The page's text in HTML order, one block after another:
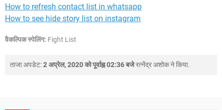
How to refresh contact list in whatsapp
How to see hide story list on instagram
वैकल्पिक स्पेलिंग: Fight List
ताजा अपडेट:2 अप्रेल, 2020 को पूर्वाह्न 02:36 बजेरत्नेंद्र अशोकने किया.